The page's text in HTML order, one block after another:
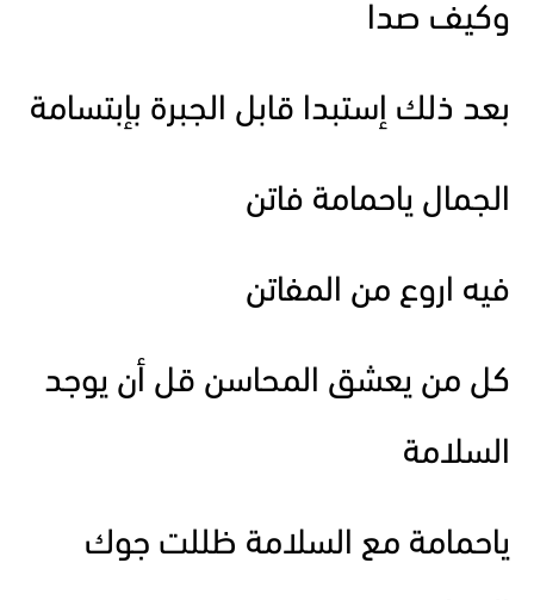
وكيف صدا
بعد ذلك إستبدا قابل الجبرة بإبتسامة
الجمال ياحمامة فاتن
فيه اروع من المفاتن
كل من يعشق المحاسن قل أن يوجد
السلامة
ياحمامة مع السلامة ظللت جوك